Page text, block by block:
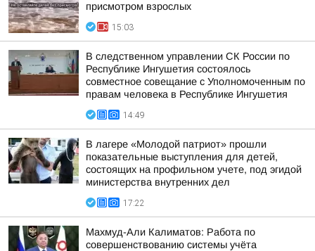
присмотром взрослых
15:03
В следственном управлении СК России по
Республике Ингушетия состоялось
совместное совещание с Уполномоченным по
правам человека в Республике Ингушетия
14:49
В лагере «Молодой патриот» прошли
показательные выступления для детей,
состоящих на профильном учете, под эгидой
министерства внутренних дел
17:22
Махмуд-Али Калиматов: Работа по
совершенствованию системы учёта